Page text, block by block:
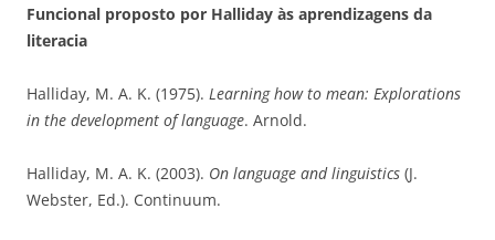
Funcional proposto por Halliday às aprendizagens da
literacia
Halliday, M. A. K. (1975). Learning how to mean: Explorations
in the development of language. Arnold.​
Halliday, M. A. K. (2003). On language and linguistics (J.
Webster, Ed.). Continuum.​